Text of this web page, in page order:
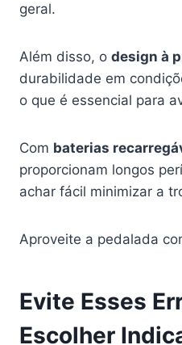
geral.
Além disso, o design à
durabilidade em
o que é essencial para
Com baterias
proporcionam longos
achar fácil minimizar a
Aproveite a pedalada
Evite Esses
Escolher